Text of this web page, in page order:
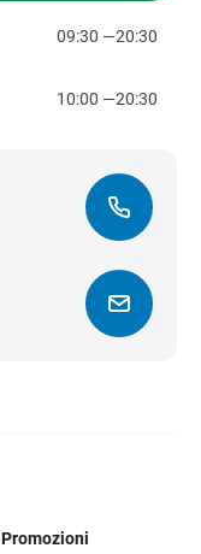
09:30 —20:30
10:00 —20:30
Promozioni